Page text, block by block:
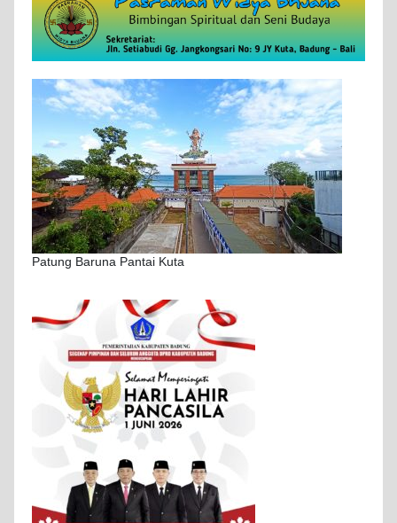
Patung Baruna Pantai Kuta